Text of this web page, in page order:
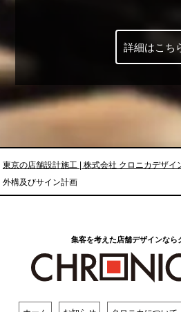
詳細はこち
東京の店舗設計施工 | 株式会社 クロニカデザイ
外構及びサイン計画
集客を考えた店舗デザインなら